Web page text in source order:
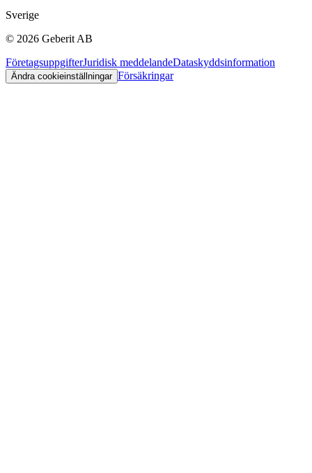
Sverige
© 2026 Geberit AB
FöretagsuppgifterJuridisk meddelandeDataskyddsinformation
Ändra cookieinställningar Försäkringar